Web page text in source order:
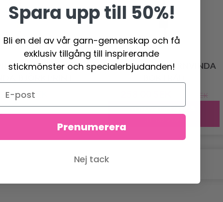
SIGNATURE
BJÖRK PRINT
SEK
HOBBYARTS GARNVINDA
430.00 SEK
Erbjudandet upphör
Spara upp till 50%!
Bli en del av vår garn-gemenskap och få
exklusiv tillgång till inspirerande
stickmönster och specialerbjudanden!
Prenumerera
Nej tack